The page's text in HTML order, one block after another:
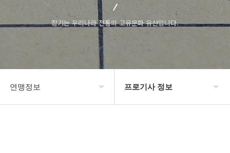
장기는 우리나라 전통의 고유문화 유산입니다.
연맹정보 프로기사 정보